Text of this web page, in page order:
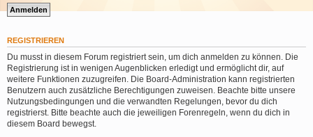
REGISTRIEREN
Du musst in diesem Forum registriert sein, um dich anmelden zu können. Die
Registrierung ist in wenigen Augenblicken erledigt und ermöglicht dir, auf
weitere Funktionen zuzugreifen. Die Board-Administration kann registrierten
Benutzern auch zusätzliche Berechtigungen zuweisen. Beachte bitte unsere
Nutzungsbedingungen und die verwandten Regelungen, bevor du dich
registrierst. Bitte beachte auch die jeweiligen Forenregeln, wenn du dich in
diesem Board bewegst.